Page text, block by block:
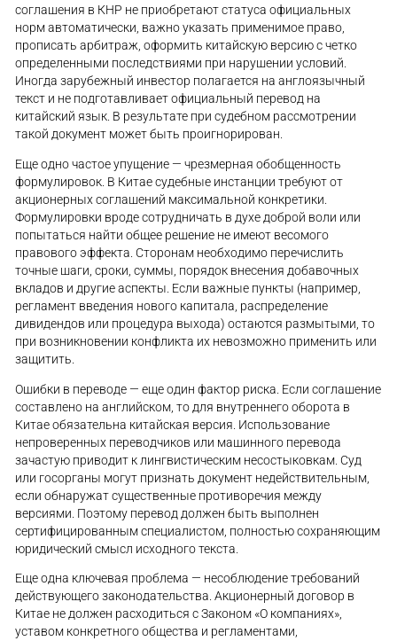
соглашения в КНР не приобретают статуса официальных
норм автоматически, важно указать применимое право,
прописать арбитраж, оформить китайскую версию с четко
определенными последствиями при нарушении условий.
Иногда зарубежный инвестор полагается на англоязычный
текст и не подготавливает официальный перевод на
китайский язык. В результате при судебном рассмотрении
такой документ может быть проигнорирован.
Еще одно частое упущение — чрезмерная обобщенность
формулировок. В Китае судебные инстанции требуют от
акционерных соглашений максимальной конкретики.
Формулировки вроде сотрудничать в духе доброй воли или
попытаться найти общее решение не имеют весомого
правового эффекта. Сторонам необходимо перечислить
точные шаги, сроки, суммы, порядок внесения добавочных
вкладов и другие аспекты. Если важные пункты (например,
регламент введения нового капитала, распределение
дивидендов или процедура выхода) остаются размытыми, то
при возникновении конфликта их невозможно применить или
защитить.
Ошибки в переводе — еще один фактор риска. Если соглашение
составлено на английском, то для внутреннего оборота в
Китае обязательна китайская версия. Использование
непроверенных переводчиков или машинного перевода
зачастую приводит к лингвистическим несостыковкам. Суд
или госорганы могут признать документ недействительным,
если обнаружат существенные противоречия между
версиями. Поэтому перевод должен быть выполнен
сертифицированным специалистом, полностью сохраняющим
юридический смысл исходного текста.
Еще одна ключевая проблема — несоблюдение требований
действующего законодательства. Акционерный договор в
Китае не должен расходиться с Законом «О компаниях»,
уставом конкретного общества и регламентами,